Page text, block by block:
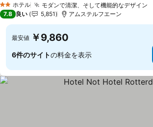
2 ホテルのランク
ホテル モダンで清潔、そして機能的なデザイン
7.8 良い 5,851 アムステルフエーン
最安値 ￥9,860
6件のサイトの料金を表示